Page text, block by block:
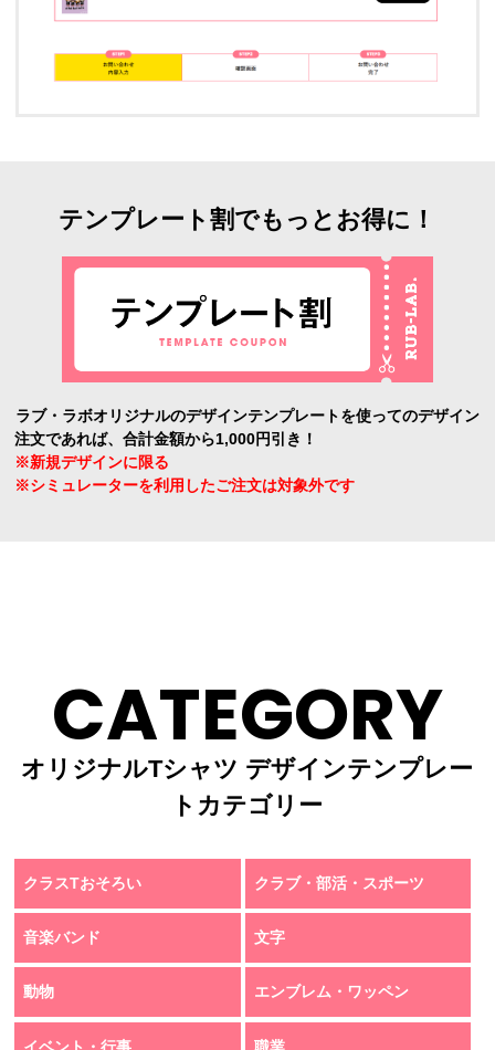
テンプレート割でもっとお得に！
ラブ・ラボオリジナルのデザインテンプレートを使ってのデザイン
注文であれば、合計金額から1,000円引き！
※新規デザインに限る
※シミュレーターを利用したご注文は対象外です
CATEGORY
オリジナルTシャツ デザインテンプレー
トカテゴリー
クラスTおそろい クラブ・部活・スポーツ
音楽バンド 文字
動物 エンブレム・ワッペン
イベント・行事 職業